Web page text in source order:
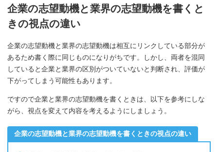
企業の志望動機と業界の志望動機を書くと
きの視点の違い
企業の志望動機と業界の志望動機は相互にリンクしている部分が
あるため書く際に同じものになりがちです。しかし、両者を混同
していると企業と業界の区別がついていないと判断され、評価が
下がってしまう可能性もあります。
ですので企業と業界の志望動機を書くときは、以下を参考にしな
がら、視点を変えて内容を考えるようにしましょう。
企業の志望動機と業界の志望動機を書くときの視点の違い